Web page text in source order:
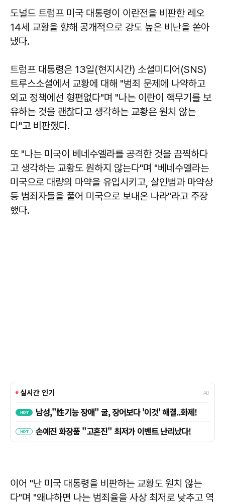
도널드 트럼프 미국 대통령이 이란전을 비판한 레오
14세 교황을 향해 공개적으로 강도 높은 비난을 쏟아
냈다.
트럼프 대통령은 13일(현지시간) 소셜미디어(SNS)
트루스소셜에서 교황에 대해 "범죄 문제에 나약하고
외교 정책에선 형편없다"며 "나는 이란이 핵무기를 보
유하는 것을 괜찮다고 생각하는 교황은 원치 않는
다"고 비판했다.
또 "나는 미국이 베네수엘라를 공격한 것을 끔찍하다
고 생각하는 교황도 원하지 않는다"며 "베네수엘라는
미국으로 대량의 마약을 유입시키고, 살인범과 마약상
등 범죄자들을 풀어 미국으로 보내온 나라"라고 주장
했다.
이어 "난 미국 대통령을 비판하는 교황도 원치 않는
다"며 "왜냐하면 나는 범죄율을 사상 최저로 낮추고 역